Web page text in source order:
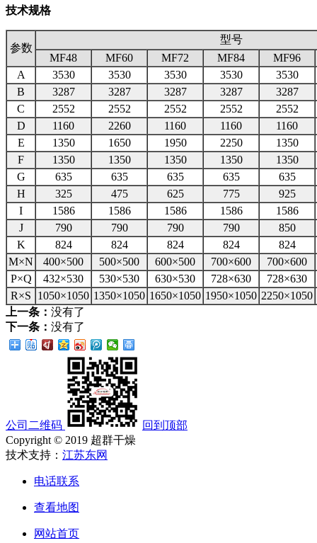
技术规格
参数
型号
MF48
MF60 MF72 MF84
MF96
A
3530 3530 3530 3530
3530
B
3287 3287 3287 3287
3287
C
2552 2552 2552 2552
2552
D
1160 2260 1160 1160
1160
E
1350 1650 1950 2250
1350
F
1350 1350 1350 1350
1350
G
635 635 635 635
635
H
325 475 625 775
925
I
1586 1586 1586 1586
1586
J
790 790 790 790
850
K
824 824 824 824
824
M×N
400×500 500×500 600×500 700×600
700×600
P×Q
432×530 530×530 630×530 728×630
728×630
R×S
1050×1050 1350×1050 1650×1050 1950×1050 2250×1050
上一条： 没有了
下一条： 没有了
公司二维码
回到顶部
Copyright © 2019 超群干燥
技术支持： 江苏东网
电话联系
查看地图
网站首页